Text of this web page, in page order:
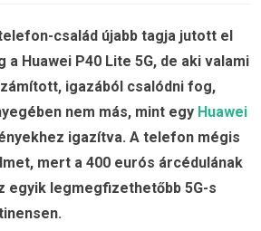
család újabb tagja jutott el
a Huawei P40 Lite 5G, de aki valami
igazából csalódni fog,
nem más, mint egy Huawei
igazítva. A telefon mégis
mert a 400 eurós árcédulának
egyik legmegfizethetőbb 5G-s